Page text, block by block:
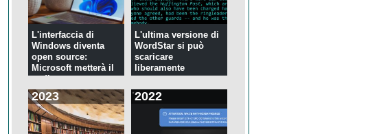
L'interfaccia di
Windows diventa
open source:
Microsoft metterà il
codi...
L'ultima versione di
WordStar si può
scaricare
liberamente
2023 2022